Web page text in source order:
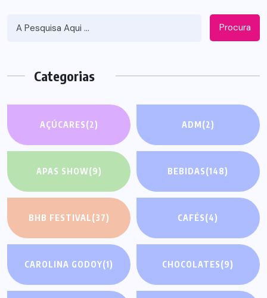
Procura
Categorias
AÇÚCARES(2) ADM(2)
APAS SHOW(9) BEBIDAS(148)
BHB FESTIVAL(37) CAFÉS(4)
CAROLINA GODOY(1) CHOCOLATES(9)